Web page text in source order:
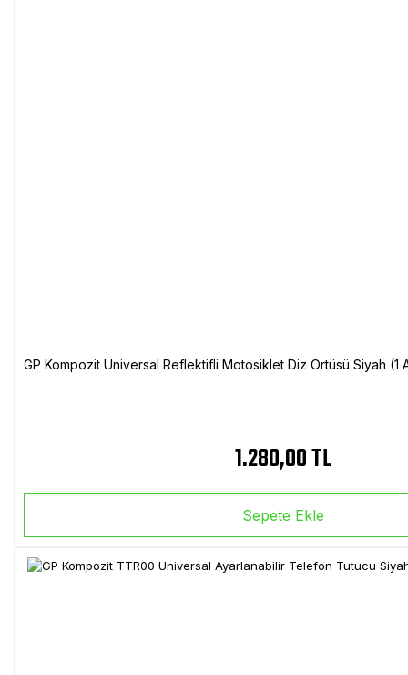
GP Kompozit Universal Reflektifli Motosiklet Diz Örtüsü Siyah
1.280,00 TL
Sepete Ekle